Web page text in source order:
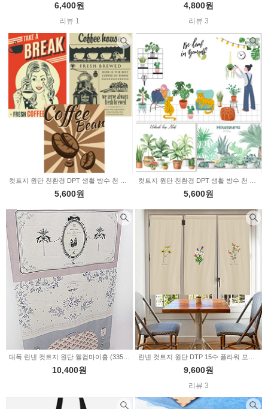
6,400원
리뷰 1
4,800원
리뷰 3
5,600원 5,600원
10,400원 9,600원
리뷰 3